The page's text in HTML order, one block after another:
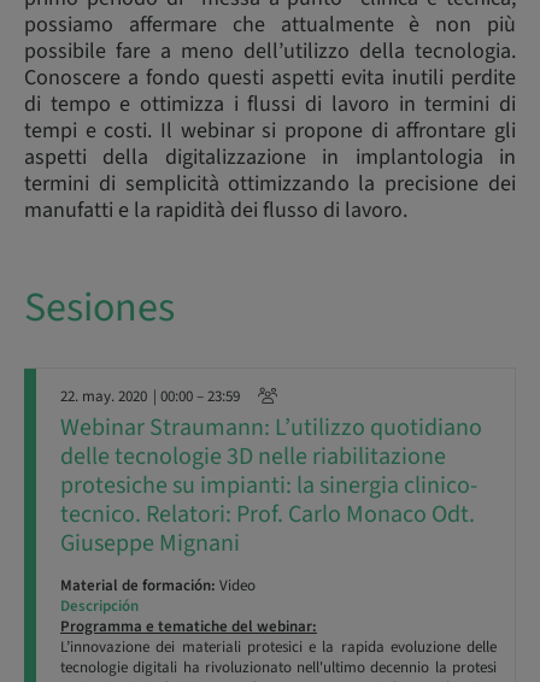
possiamo affermare che attualmente è non più
possibile fare a meno dell’utilizzo della tecnologia.
Conoscere a fondo questi aspetti evita inutili perdite
di tempo e ottimizza i flussi di lavoro in termini di
tempi e costi. Il webinar si propone di affrontare gli
aspetti della digitalizzazione in implantologia in
termini di semplicità ottimizzando la precisione dei
manufatti e la rapidità dei flusso di lavoro.
Sesiones
22. may. 2020 | 00:00 – 23:59
Webinar Straumann: L’utilizzo quotidiano
delle tecnologie 3D nelle riabilitazione
protesiche su impianti: la sinergia clinico-
tecnico. Relatori: Prof. Carlo Monaco Odt.
Giuseppe Mignani
Material de formación: Video
Descripción
Programma e tematiche del webinar:
L’innovazione dei materiali protesici e la rapida evoluzione delle
tecnologie digitali ha rivoluzionato nell'ultimo decennio la protesi